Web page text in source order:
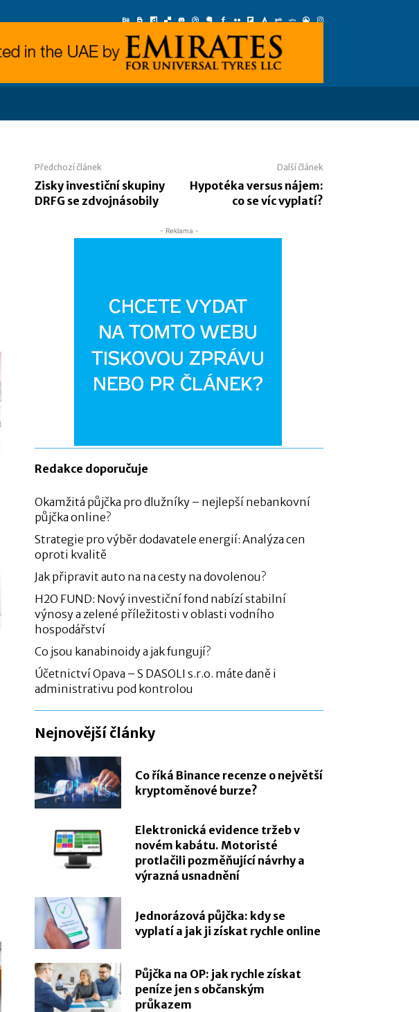
Předchozí článek
Zisky investiční skupiny
DRFG se zdvojnásobily
Další článek
Hypotéka versus nájem:
co se víc vyplatí?
- Reklama -
Redakce doporučuje
Okamžitá půjčka pro dlužníky – nejlepší nebankovní
půjčka online?
Strategie pro výběr dodavatele energií: Analýza cen
oproti kvalitě
Jak připravit auto na na cesty na dovolenou?
H2O FUND: Nový investiční fond nabízí stabilní
výnosy a zelené příležitosti v oblasti vodního
hospodářství
Co jsou kanabinoidy a jak fungují?
Účetnictví Opava – S DASOLI s.r.o. máte daně i
administrativu pod kontrolou
Nejnovější články
Co říká Binance recenze o největší
kryptoměnové burze?
Elektronická evidence tržeb v
novém kabátu. Motoristé
protlačili pozměňující návrhy a
výrazná usnadnění
Jednorázová půjčka: kdy se
vyplatí a jak ji získat rychle online
Půjčka na OP: jak rychle získat
peníze jen s občanským
průkazem